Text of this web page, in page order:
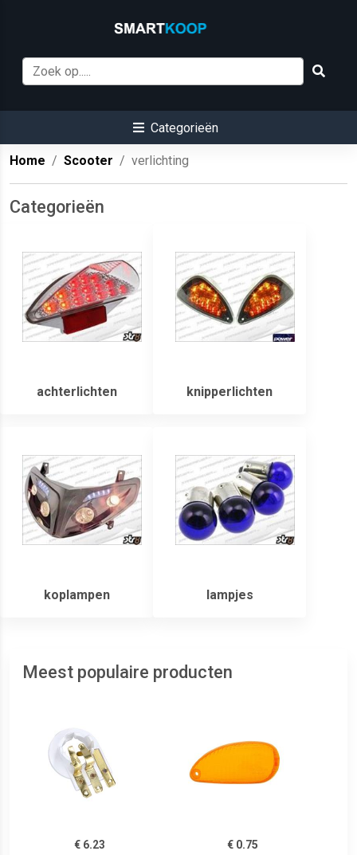
Categorieën
Home Scooter verlichting
Categorieën
achterlichten knipperlichten
koplampen lampjes
Meest populaire producten
€ 6.23
€ 0.75